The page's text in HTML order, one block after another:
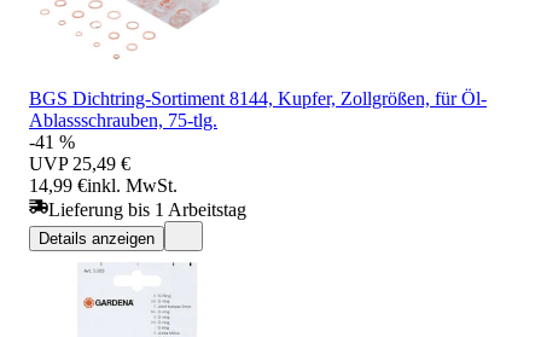
BGS Dichtring-Sortiment 8144, Kupfer, Zollgrößen, für Öl-
Ablassschrauben, 75-tlg.
-41 %
UVP 25,49 €
14,99 €inkl. MwSt.
Lieferung bis 1 Arbeitstag
Details anzeigen